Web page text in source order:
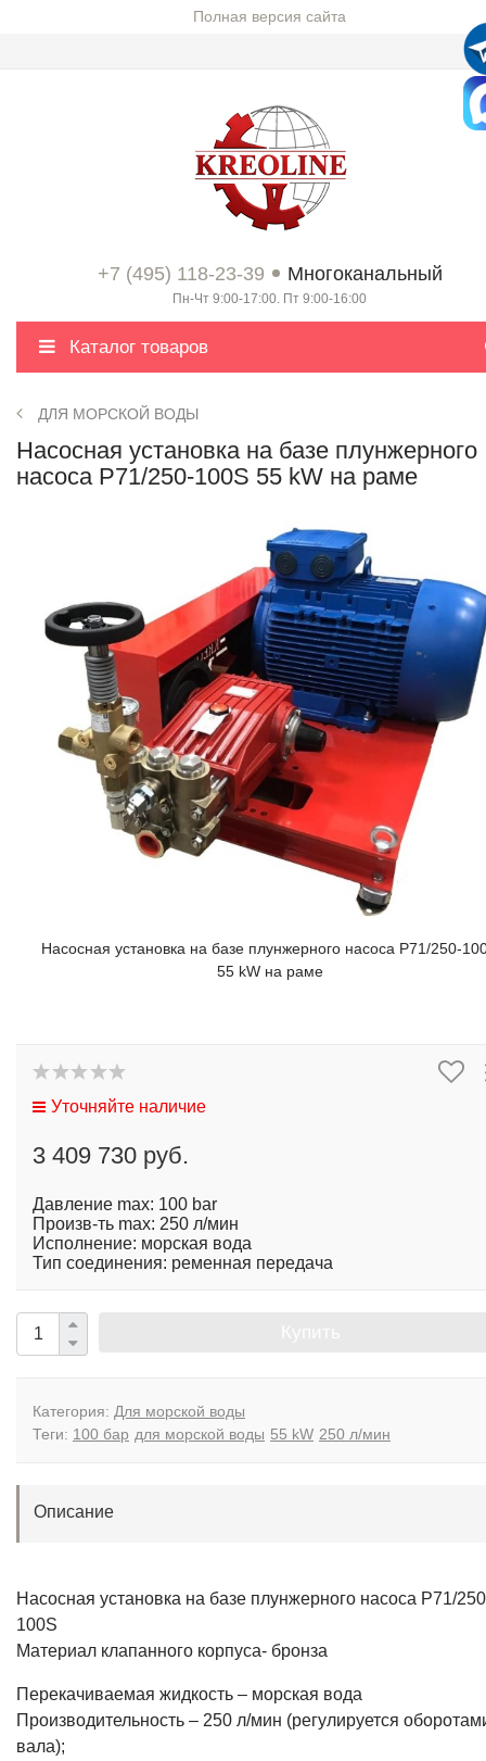
Полная версия сайта
+7 (495) 118-23-39 Многоканальный
Пн-Чт 9:00-17:00. Пт 9:00-16:00
Каталог товаров
ДЛЯ МОРСКОЙ ВОДЫ
Насосная установка на базе плунжерного
насоса P71/250-100S 55 kW на раме
Насосная установка на базе плунжерного насоса P71/250-
55 kW на раме
Уточняйте наличие
3 409 730 руб.
Давление max: 100 bar
Произв-ть max: 250 л/мин
Исполнение: морская вода
Тип соединения: ременная передача
Категория: Для морской воды
Теги: 100 бар для морской воды 55 kW 250 л/мин
Описание
Насосная установка на базе плунжерного насоса P71/
100S
Материал клапанного корпуса- бронза
Перекачиваемая жидкость – морская вода
Производительность – 250 л/мин (регулируется
вала);